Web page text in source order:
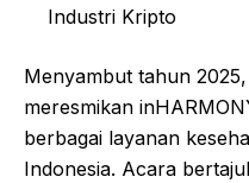
Industri Kripto
Menyambut tahun
meresmikan
berbagai layanan
Indonesia. Acara